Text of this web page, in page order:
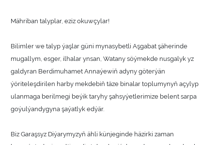
Mähriban talyplar, eziz okuwçylar!
Bilimler we talyp ýaşlar güni mynasybetli Aşgabat şäherinde
mugallym, esger, ilhalar ynsan, Watany söýmekde nusgalyk yz
galdyran Berdimuhamet Annaýewiň adyny göterýän
ýöriteleşdirilen harby mekdebiň täze binalar toplumynyň açylyp
ulanmaga berilmegi beýik taryhy şahsyýetlerimize belent sarpa
goýulýandygyna şaýatlyk edýär.
Biz Garaşsyz Diýarymyzyň ähli künjeginde häzirki zaman